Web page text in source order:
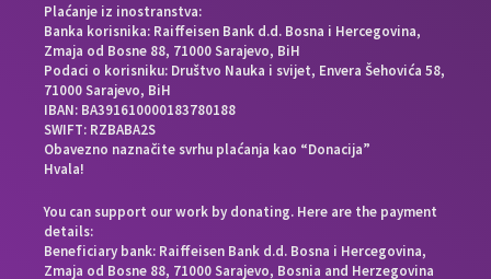
Plaćanje iz inostranstva:
Banka korisnika: Raiffeisen Bank d.d. Bosna i Hercegovina,
Zmaja od Bosne 88, 71000 Sarajevo, BiH
Podaci o korisniku: Društvo Nauka i svijet, Envera Šehovića 58,
71000 Sarajevo, BiH
IBAN: BA391610000183780188
SWIFT: RZBABA2S
Obavezno naznačite svrhu plaćanja kao “Donacija”
Hvala!
You can support our work by donating. Here are the payment
details:
Beneficiary bank: Raiffeisen Bank d.d. Bosna i Hercegovina,
Zmaja od Bosne 88, 71000 Sarajevo, Bosnia and Herzegovina